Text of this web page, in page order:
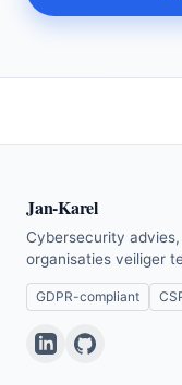
Jan-Karel
Cybersecurity
organisaties veiliger
GDPR-compliant